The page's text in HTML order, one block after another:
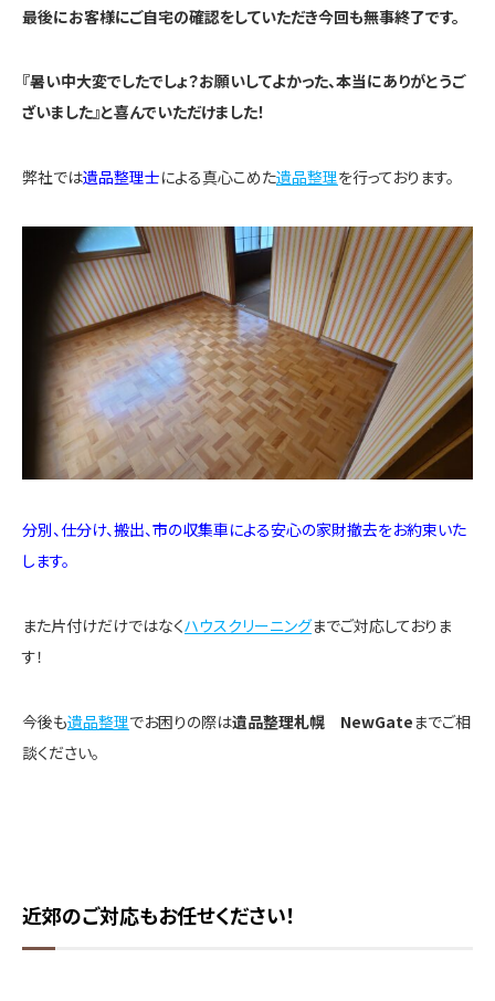
最後にお客様にご自宅の確認をしていただき今回も無事終了です。
『暑い中大変でしたでしょ？お願いしてよかった、本当にありがとうご
ざいました』と喜んでいただけました！
弊社では遺品整理士による真心こめた遺品整理を行っております。
分別、仕分け、搬出、市の収集車による安心の家財撤去をお約束いた
します。
また片付けだけではなくハウスクリーニングまでご対応しておりま
す！
今後も遺品整理でお困りの際は遺品整理札幌 NewGateまでご相
談ください。
近郊のご対応もお任せください！